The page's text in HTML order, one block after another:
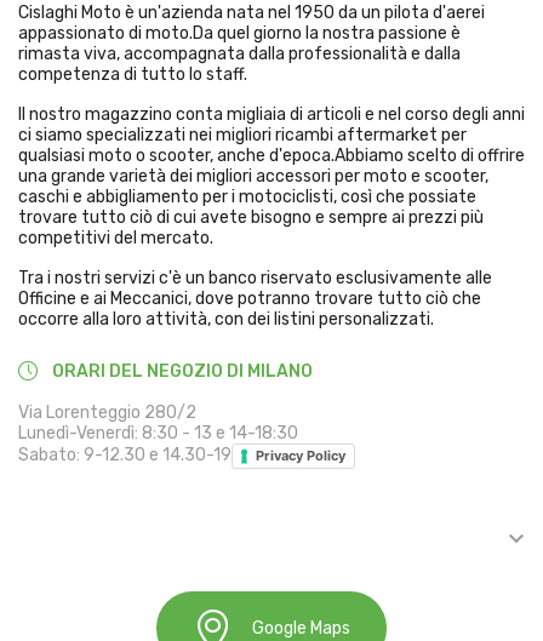
Cislaghi Moto è un'azienda nata nel 1950 da un pilota d'aerei
appassionato di moto.Da quel giorno la nostra passione è
rimasta viva, accompagnata dalla professionalità e dalla
competenza di tutto lo staff.
Il nostro magazzino conta migliaia di articoli e nel corso degli anni
ci siamo specializzati nei migliori ricambi aftermarket per
qualsiasi moto o scooter, anche d'epoca.Abbiamo scelto di offrire
una grande varietà dei migliori accessori per moto e scooter,
caschi e abbigliamento per i motociclisti, così che possiate
trovare tutto ciò di cui avete bisogno e sempre ai prezzi più
competitivi del mercato.
Tra i nostri servizi c'è un banco riservato esclusivamente alle
Officine e ai Meccanici, dove potranno trovare tutto ciò che
occorre alla loro attività, con dei listini personalizzati.
ORARI DEL NEGOZIO DI MILANO
Via Lorenteggio 280/2
Lunedì-Venerdì: 8:30 - 13 e 14-18:30
Sabato: 9-12.30 e 14.30-19
Privacy Policy

Google Maps